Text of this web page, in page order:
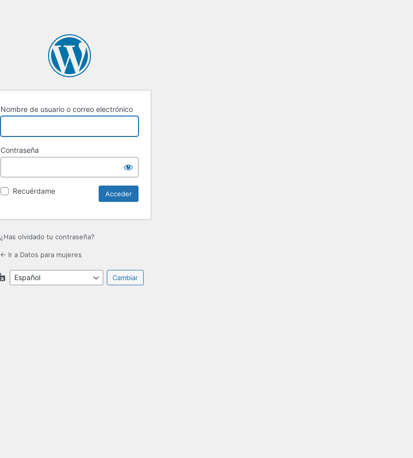
Nombre de usuario o correo electrónico
Contraseña
Recuérdame
¿Has olvidado tu contraseña?
← Ir a Datos para mujeres
Idioma